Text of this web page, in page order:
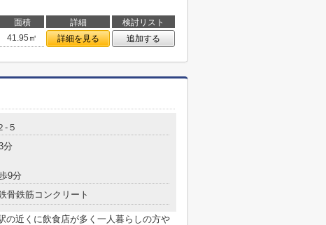
面積 詳細
検討リスト
41.95㎡ 詳細を見る 追加する
-５
分
9分
骨鉄筋コンクリート
の近くに飲食店が多く一人暮らしの方や